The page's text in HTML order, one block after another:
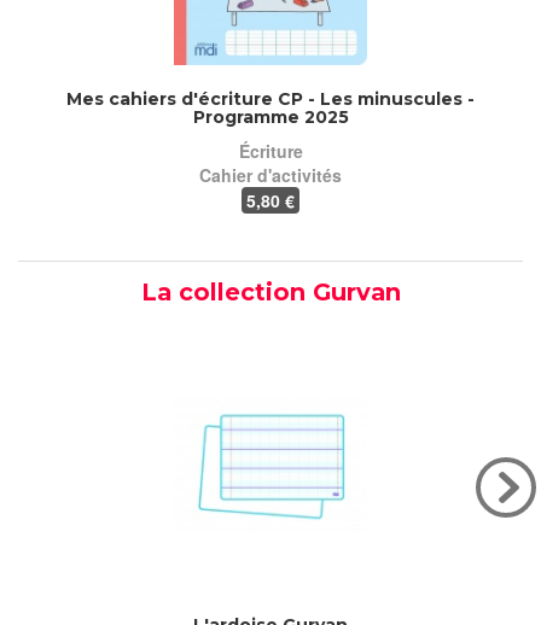
Mes cahiers d'écriture CP - Les minuscules -
Programme 2025
Écriture
Cahier d'activités
5,80 €
La collection Gurvan